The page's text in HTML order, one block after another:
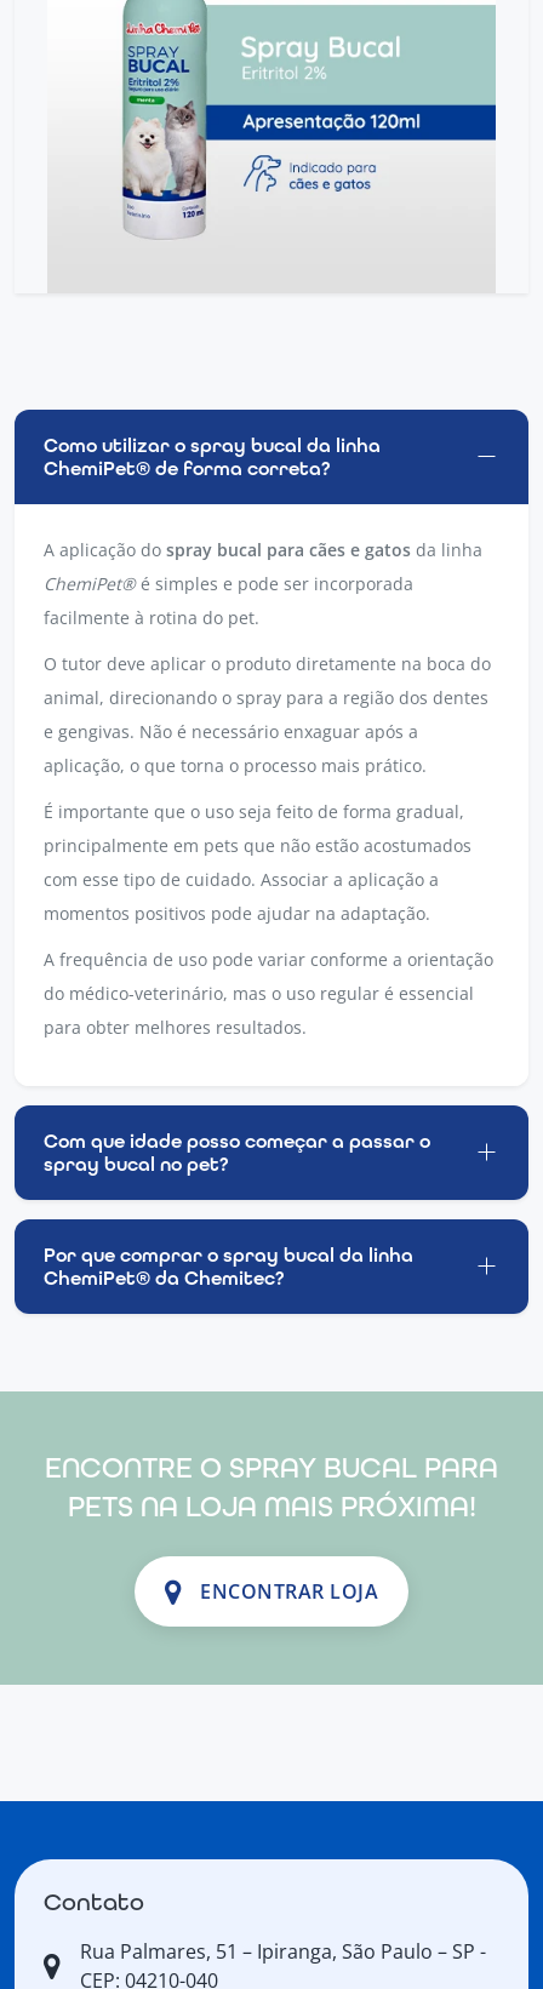
Como utilizar o spray bucal da linha
ChemiPet® de forma correta?
A aplicação do spray bucal para cães e gatos da linha
ChemiPet®é simples e pode ser incorporada
facilmente à rotina do pet.
O tutor deve aplicar o produto diretamente na boca do
animal, direcionando o spray para a região dos dentes
e gengivas. Não é necessário enxaguar após a
aplicação, o que torna o processo mais prático.
É importante que o uso seja feito de forma gradual,
principalmente em pets que não estão acostumados
com esse tipo de cuidado. Associar a aplicação a
momentos positivos pode ajudar na adaptação.
A frequência de uso pode variar conforme a orientação
do médico-veterinário, mas o uso regular é essencial
para obter melhores resultados.
Com que idade posso começar a passar o
spray bucal no pet?
Por que comprar o spray bucal da linha
ChemiPet® da Chemitec?
ENCONTRE O SPRAY BUCAL PARA
PETS NA LOJA MAIS PRÓXIMA!
ENCONTRAR LOJA
Contato
Rua Palmares, 51 – Ipiranga, São Paulo – SP -
CEP: 04210-040